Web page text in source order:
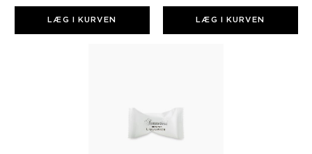
LÆG I KURVEN LÆG I KURVEN